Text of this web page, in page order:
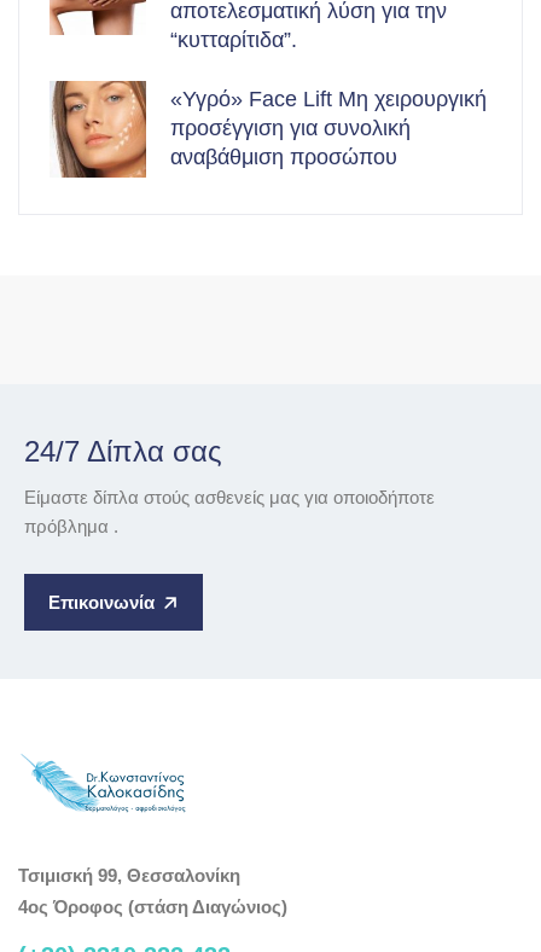
αποτελεσματική λύση για την
“κυτταρίτιδα”.
«Υγρό» Face Lift Μη χειρουργική
προσέγγιση για συνολική
αναβάθμιση προσώπου
24/7 Δίπλα σας
Είμαστε δίπλα στούς ασθενείς μας για οποιοδήποτε
πρόβλημα .
Επικοινωνία
Τσιμισκή 99, Θεσσαλονίκη
4ος Όροφος (στάση Διαγώνιος)